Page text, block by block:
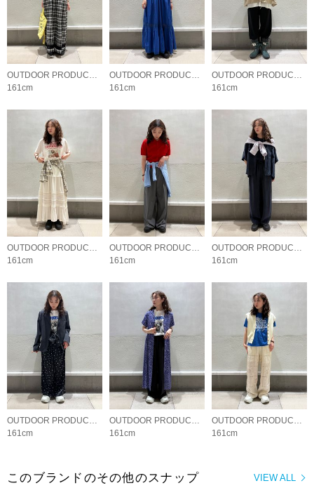
OUTDOOR PRODUCTS Usual Things
161cm
OUTDOOR PRODUCTS Usual Things
161cm
OUTDOOR PRODUCTS Usual Things
161cm
OUTDOOR PRODUCTS Usual Things
161cm
OUTDOOR PRODUCTS Usual Things
161cm
OUTDOOR PRODUCTS Usual Things
161cm
OUTDOOR PRODUCTS Usual Things
161cm
OUTDOOR PRODUCTS Usual Things
161cm
OUTDOOR PRODUCTS Usual Things
161cm
VIEW ALL
このブランドのその他のスナップ